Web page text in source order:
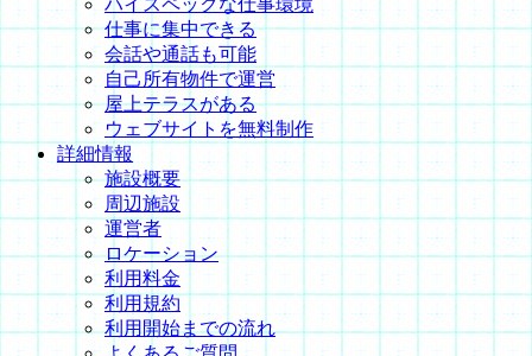
ハイスペックな仕事環境
仕事に集中できる
会話や通話も可能
自己所有物件で運営
屋上テラスがある
ウェブサイトを無料制作
詳細情報
施設概要
周辺施設
運営者
ロケーション
利用料金
利用規約
利用開始までの流れ